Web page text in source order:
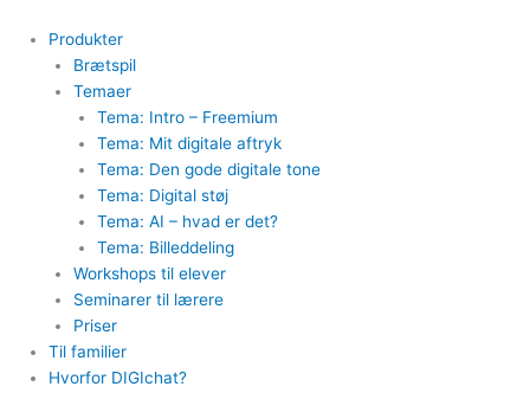
indholdet
Produkter
Brætspil
Temaer
Tema: Intro – Freemium
Tema: Mit digitale aftryk
Tema: Den gode digitale tone
Tema: Digital støj
Tema: AI – hvad er det?
Tema: Billeddeling
Workshops til elever
Seminarer til lærere
Priser
Til familier
Hvorfor DIGIchat?